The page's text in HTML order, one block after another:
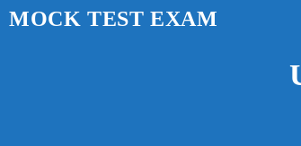
MOCK TEST EXAM